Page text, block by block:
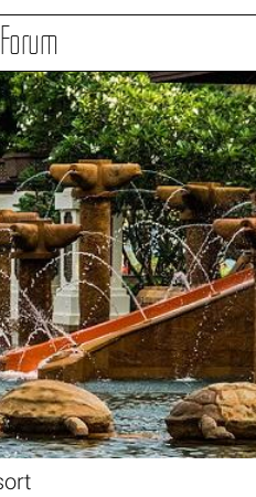
Forum